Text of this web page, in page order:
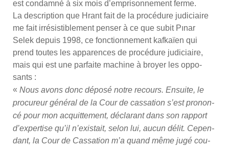
est condam­né à six mois d’emprisonnement ferme.
La des­crip­tion que Hrant fait de la pro­cé­dure judi­ciaire
me fait irré­sis­ti­ble­ment pen­ser à ce que subit Pınar
Selek depuis 1998, ce fonc­tion­ne­ment kaf­kaïen qui
prend toutes les appa­rences de pro­cé­dure judi­ciaire,
mais qui est une par­faite machine à broyer les oppo­
sants :
« Nous avons donc dépo­sé notre recours. Ensuite, le
pro­cu­reur géné­ral de la Cour de cas­sa­tion s’est pro­non­
cé pour mon acquit­te­ment, décla­rant dans son rap­port
d’ex­per­tise qu’il n’exis­tait, selon lui, aucun délit. Cepen­
dant, la Cour de Cas­sa­tion m’a quand même jugé cou­